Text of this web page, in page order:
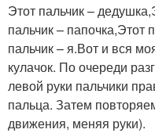
Этот пальчик –
пальчик – папочка,Этот
пальчик – я.Вот и вся
кулачок. По очереди
левой руки пальчики
пальца. Затем
движения, меняя руки).